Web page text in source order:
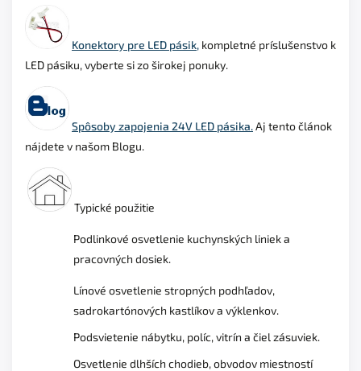
Konektory pre LED pásik, kompletné príslušenstvo k
LED pásiku, vyberte si zo širokej ponuky.
Spôsoby zapojenia 24V LED pásika.Aj tento článok
nájdete v našom Blogu.
Typické použitie
Podlinkové osvetlenie kuchynských liniek a
pracovných dosiek.
Línové osvetlenie stropných podhľadov,
sadrokartónových kastlíkov a výklenkov.
Podsvietenie nábytku, políc, vitrín a čiel zásuviek.
Osvetlenie dlhších chodieb, obvodov miestností